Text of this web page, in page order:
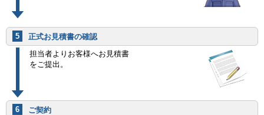
5
正式お見積書の確認
担当者よりお客様へお見積書
をご提出。
6
ご契約